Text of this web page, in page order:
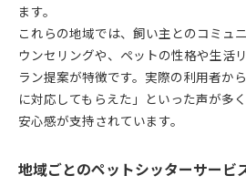
ます。
これらの地域では、飼い主とのコミュ
ウンセリングや、ペットの性格や生活
ラン提案が特徴です。実際の利用者か
に対応してもらえた」といった声が多
安心感が支持されています。
地域ごとのペットシッターサービ